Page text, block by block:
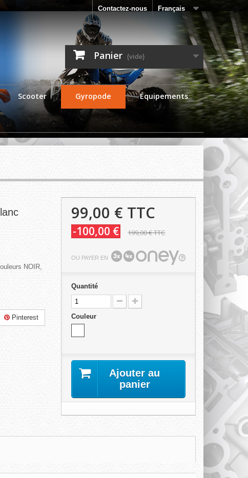
Français
Contactez-nous
Panier (vide)
Scooter Gyropode Équipements
NOIR,
Pinterest
99,00 € TTC
-100,00 € 199,00 €TTC
OU PAYER EN
Quantité
Couleur
Ajouter au
panier